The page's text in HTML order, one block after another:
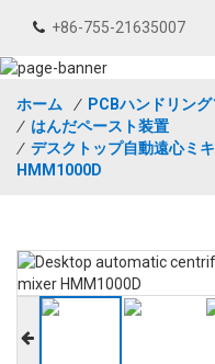
+86-755-21635007
ホーム /
PCBハンドリン
/ はんだペースト装置
/ デスクトップ自動遠心ミ
HMM1000D